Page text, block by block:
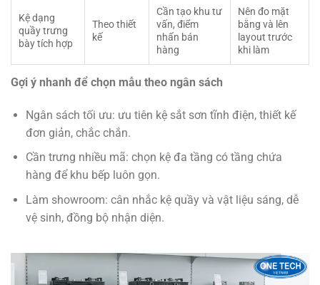
Kệ dạng
quầy trưng
bày tích hợp
Theo thiết
kế
Cần tạo khu tư
vấn, điểm
nhấn bán
hàng
Nên đo mặt
bằng và lên
layout trước
khi làm
Gợi ý nhanh để chọn mẫu theo ngân sách
Ngân sách tối ưu: ưu tiên kệ sắt sơn tĩnh điện, thiết kế
đơn giản, chắc chắn.
Cần trưng nhiều mã: chọn kệ đa tầng có tầng chứa
hàng để khu bếp luôn gọn.
Làm showroom: cân nhắc kệ quầy và vật liệu sáng, dễ
vệ sinh, đồng bộ nhận diện.